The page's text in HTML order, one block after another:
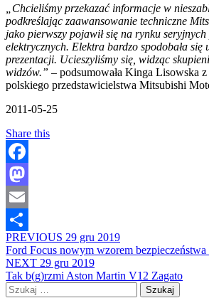
„Chcieliśmy przekazać informacje w
podkreślając zaawansowanie techniczne
jako pierwszy pojawił się na rynku
elektrycznych. Elektra bardzo spodobała się
prezentacji. Ucieszyliśmy się, widząc
widzów.” – podsumowała Kinga Lisowska z
polskiego przedstawicielstwa Mitsubishi
2011-05-25
Share this
Facebook
Mastodon
Email
Share
PREVIOUS 29 gru 2019
Ford Focus nowym wzorem
NEXT 29 gru 2019
Tak b(g)rzmi Aston Martin V12 Zagato
Szukaj: